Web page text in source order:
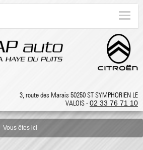
3, route des Marais 50250 ST SYMPHORIEN LE
VALOIS -02 33 76 71 10
Vous êtes ici